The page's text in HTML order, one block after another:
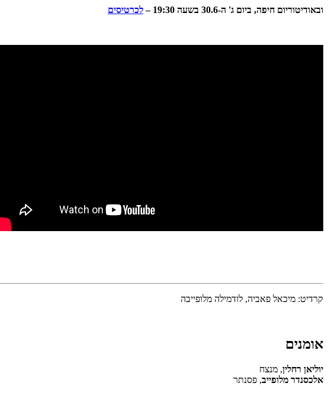
ובאודיטוריום חיפה, ביום ג' ה-30.6 בשעה 19:30 –
לכרטיסים
קרדיט: מיכאל פאביה, לודמילה מלופייבה
אומנים
יוליאן רחלין, מנצח
אלכסנדר מלופייב, פסנתר